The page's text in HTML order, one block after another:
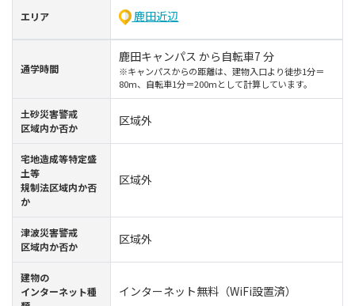
エリア 鹿田近辺
通学時間
鹿田キャンパス から自転車7 分
※キャンパスからの距離は、建物入口より徒歩1分＝
80m、自転車1分＝200mとして計算しています。
⼟砂災害警戒
区域内か否か
区域外
宅地造成等特定盛
土等
規制法区域内か否
か
区域外
津波災害警戒
区域内か否か
区域外
建物の
インターネット種
インターネット無料（WiFi設置済）